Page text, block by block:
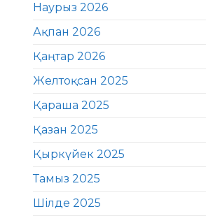
Наурыз 2026
Ақпан 2026
Қаңтар 2026
Желтоқсан 2025
Қараша 2025
Қазан 2025
Қыркүйек 2025
Тамыз 2025
Шілде 2025